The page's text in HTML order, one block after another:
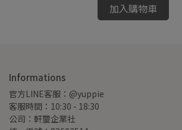
加入購物車
Informations
官方LINE客服：@yuppie
客服時間：10:30 - 18:30
公司：軒璽企業社